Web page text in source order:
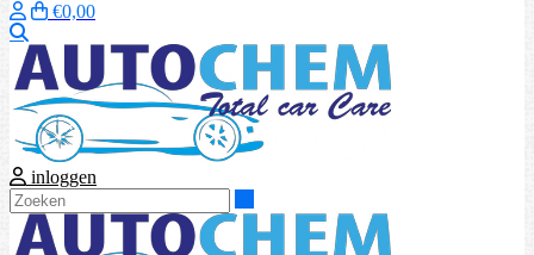
€0,00
inloggen